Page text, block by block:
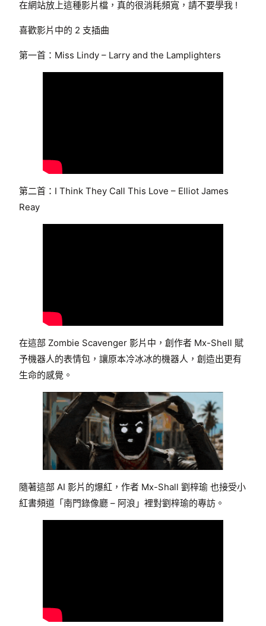
在網站放上這種影片檔，真的很消耗頻寬，請不要學我 !
喜歡影片中的 2 支插曲
第一首：Miss Lindy – Larry and the Lamplighters
第二首：I Think They Call This Love – Elliot James
Reay
在這部 Zombie Scavenger 影片中，創作者 Mx-Shell 賦
予機器人的表情包，讓原本冷冰冰的機器人，創造出更有
生命的感覺。
隨著這部 AI 影片的爆紅，作者 Mx-Shall 劉梓瑜 也接受小
紅書頻道「南門錄像廳 – 阿浪」裡對劉梓瑜的專訪。